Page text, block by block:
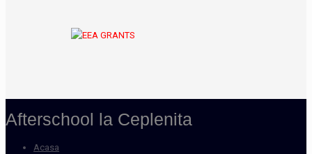
Afterschool la Ceplenita
Acasa